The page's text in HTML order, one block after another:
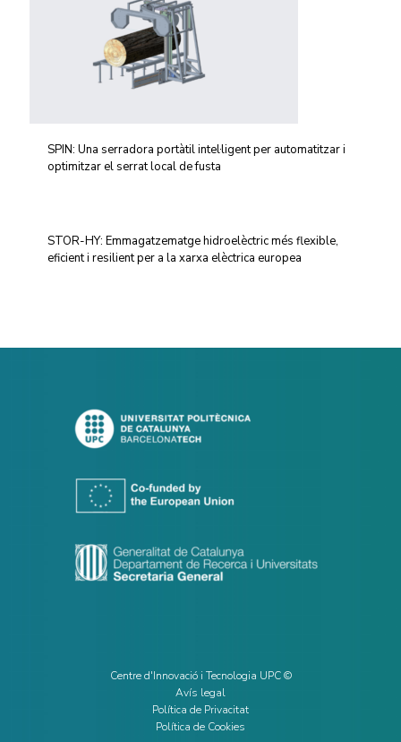
SPIN: Una serradora portàtil intel·ligent per automatitzar i
optimitzar el serrat local de fusta
STOR-HY: Emmagatzematge hidroelèctric més flexible,
eficient i resilient per a la xarxa elèctrica europea
Centre d'Innovació i Tecnologia UPC ©
Avís legal
Política de Privacitat
Política de Cookies